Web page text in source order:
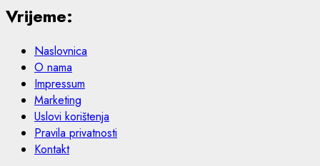
Vrijeme:
Naslovnica
O nama
Impressum
Marketing
Uslovi korištenja
Pravila privatnosti
Kontakt